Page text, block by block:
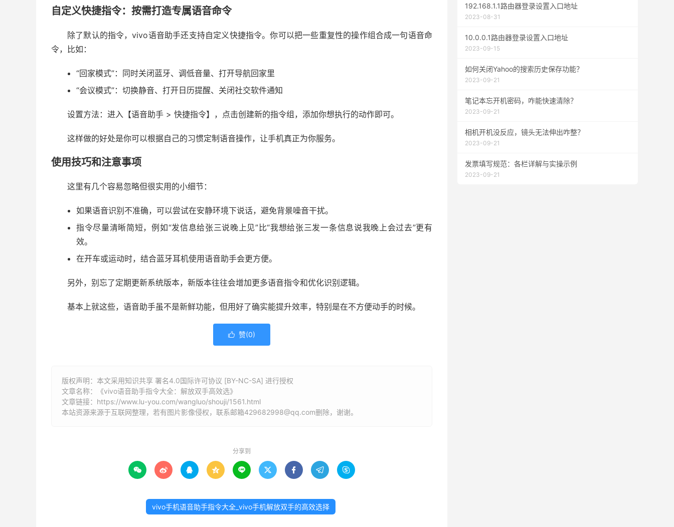
自定义快捷指令：按需打造专属语音命令
除了默认的指令，vivo语音助手还支持自定义快捷指令。你可以把一些重复性的操作组合成一句语音命
令，比如：
“回家模式”：同时关闭蓝牙、调低音量、打开导航回家里
“会议模式”：切换静音、打开日历提醒、关闭社交软件通知
设置方法：进入【语音助手 > 快捷指令】，点击创建新的指令组，添加你想执行的动作即可。
这样做的好处是你可以根据自己的习惯定制语音操作，让手机真正为你服务。
使用技巧和注意事项
这里有几个容易忽略但很实用的小细节：
如果语音识别不准确，可以尝试在安静环境下说话，避免背景噪音干扰。
指令尽量清晰简短，例如“发信息给张三说晚上见”比“我想给张三发一条信息说我晚上会过去”更有
效。
在开车或运动时，结合蓝牙耳机使用语音助手会更方便。
另外，别忘了定期更新系统版本，新版本往往会增加更多语音指令和优化识别逻辑。
基本上就这些，语音助手虽不是新鲜功能，但用好了确实能提升效率，特别是在不方便动手的时候。
 赞(0)
版权声明：本文采用知识共享 署名4.0国际许可协议 [BY-NC-SA] 进行授权
文章名称：《vivo语音助手指令大全：解放双手高效选》
文章链接： https://www.lu-you.com/wangluo/shouji/1561.html
本站资源来源于互联网整理，若有图片影像侵权，联系邮箱429682998@qq.com删除，谢谢。
分享到
        
vivo手机语音助手指令大全_vivo手机解放双手的高效选择
192.168.1.1路由器登录设置入口地址
2023-08-31
10.0.0.1路由器登录设置入口地址
2023-09-15
如何关闭Yahoo的搜索历史保存功能？
2023-09-21
笔记本忘开机密码，咋能快速清除？
2023-09-21
相机开机没反应，镜头无法伸出咋整？
2023-09-21
发票填写规范：各栏详解与实操示例
2023-09-21